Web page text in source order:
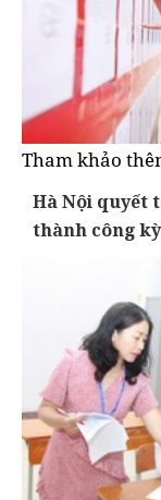
Tham khảo
Hà Nội quyết
thành công